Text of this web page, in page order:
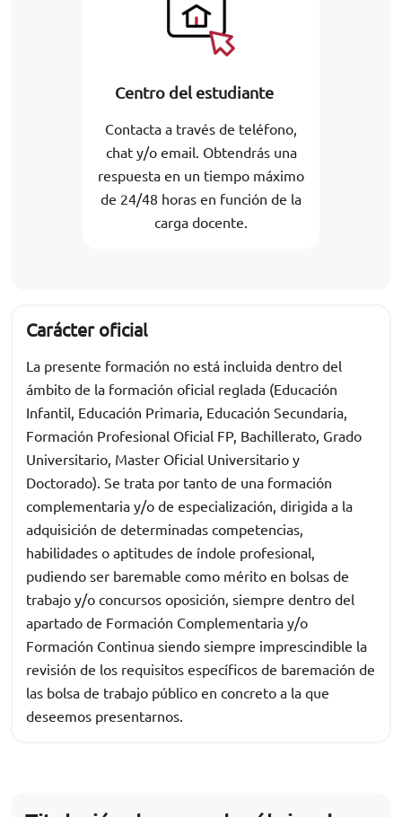
Centro del estudiante
Contacta a través de teléfono,
chat y/o email. Obtendrás una
respuesta en un tiempo máximo
de 24/48 horas en función de la
carga docente.
Carácter oficial
La presente formación no está incluida dentro del
ámbito de la formación oficial reglada (Educación
Infantil, Educación Primaria, Educación Secundaria,
Formación Profesional Oficial FP, Bachillerato, Grado
Universitario, Master Oficial Universitario y
Doctorado). Se trata por tanto de una formación
complementaria y/o de especialización, dirigida a la
adquisición de determinadas competencias,
habilidades o aptitudes de índole profesional,
pudiendo ser baremable como mérito en bolsas de
trabajo y/o concursos oposición, siempre dentro del
apartado de Formación Complementaria y/o
Formación Continua siendo siempre imprescindible la
revisión de los requisitos específicos de baremación de
las bolsa de trabajo público en concreto a la que
deseemos presentarnos.